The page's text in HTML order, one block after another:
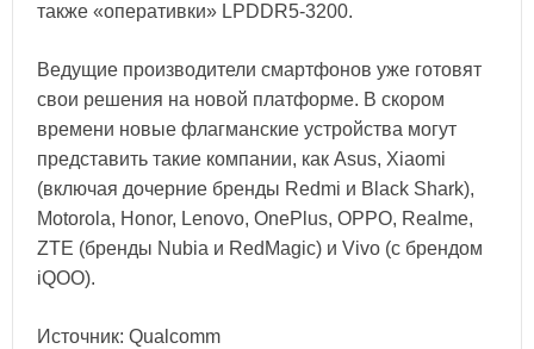
также «оперативки» LPDDR5-3200.
Ведущие производители смартфонов уже готовят
свои решения на новой платформе. В скором
времени новые флагманские устройства могут
представить такие компании, как Asus, Xiaomi
(включая дочерние бренды Redmi и Black Shark),
Motorola, Honor, Lenovo, OnePlus, OPPO, Realme,
ZTE (бренды Nubia и RedMagic) и Vivo (с брендом
iQOO).
Источник: Qualcomm